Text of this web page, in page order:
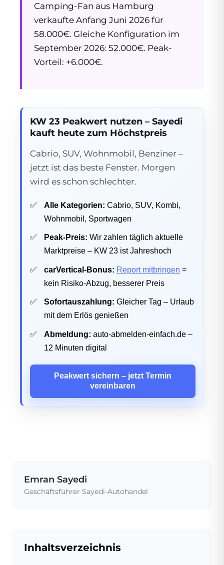
Camping-Fan aus Hamburg
verkaufte Anfang Juni 2026 für
58.000€. Gleiche Konfiguration im
September 2026: 52.000€. Peak-
Vorteil: +6.000€.
KW 23 Peakwert nutzen – Sayedi
kauft heute zum Höchstpreis
Cabrio, SUV, Wohnmobil, Benziner –
jetzt ist das beste Fenster. Morgen
wird es schon schlechter.
Alle Kategorien: Cabrio, SUV, Kombi,
Wohnmobil, Sportwagen
Peak-Preis: Wir zahlen täglich aktuelle
Marktpreise – KW 23 ist Jahreshoch
carVertical-Bonus: Report mitbringen =
kein Risiko-Abzug, besserer Preis
Sofortauszahlung: Gleicher Tag – Urlaub
mit dem Erlös genießen
Abmeldung: auto-abmelden-einfach.de –
12 Minuten digital
Peakwert sichern – jetzt Termin
vereinbaren
Emran Sayedi
Geschäftsführer Sayedi-Autohandel
Inhaltsverzeichnis